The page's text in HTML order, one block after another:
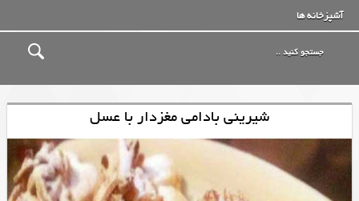
آشپزخانه ها
شیرینی بادامی مغزدار با عسل